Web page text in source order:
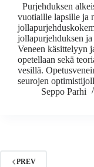
Purjehduksen
vuotiaille lapsille ja
jollapurjehduksen
Veneen käsittelyyn
opetellaan sekä
vesillä.
seurojen
Seppo Parhi
PREV